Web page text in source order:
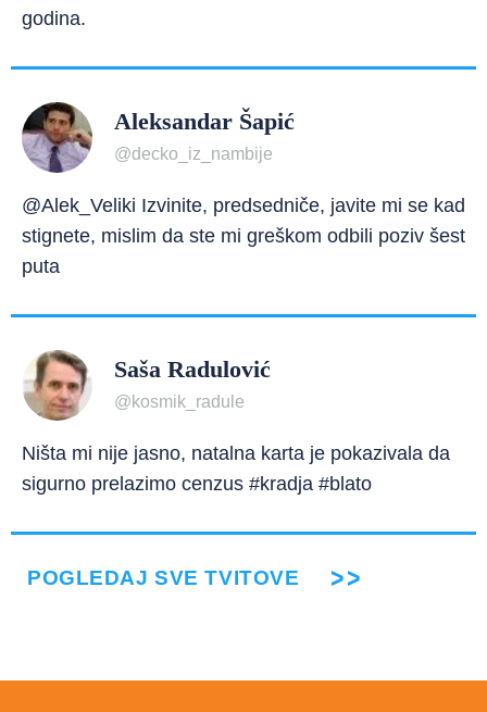
godina.
Aleksandar Šapić
@decko_iz_nambije
@Alek_Veliki Izvinite, predsedniče, javite mi se kad
stignete, mislim da ste mi greškom odbili poziv šest
puta
Saša Radulović
@kosmik_radule
Ništa mi nije jasno, natalna karta je pokazivala da
sigurno prelazimo cenzus #kradja #blato
POGLEDAJ SVE TVITOVE